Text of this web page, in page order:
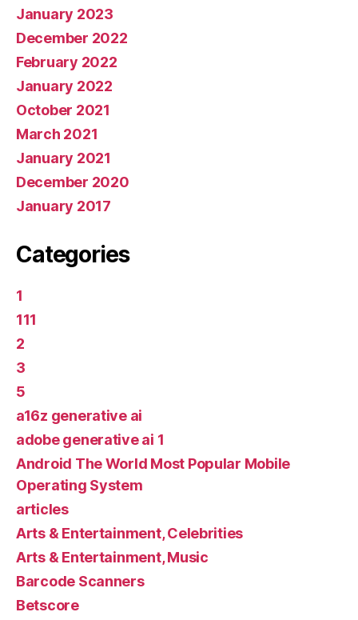
January 2023
December 2022
February 2022
January 2022
October 2021
March 2021
January 2021
December 2020
January 2017
Categories
1
111
2
3
5
a16z generative ai
adobe generative ai 1
Android The World Most Popular Mobile
Operating System
articles
Arts & Entertainment, Celebrities
Arts & Entertainment, Music
Barcode Scanners
Betscore